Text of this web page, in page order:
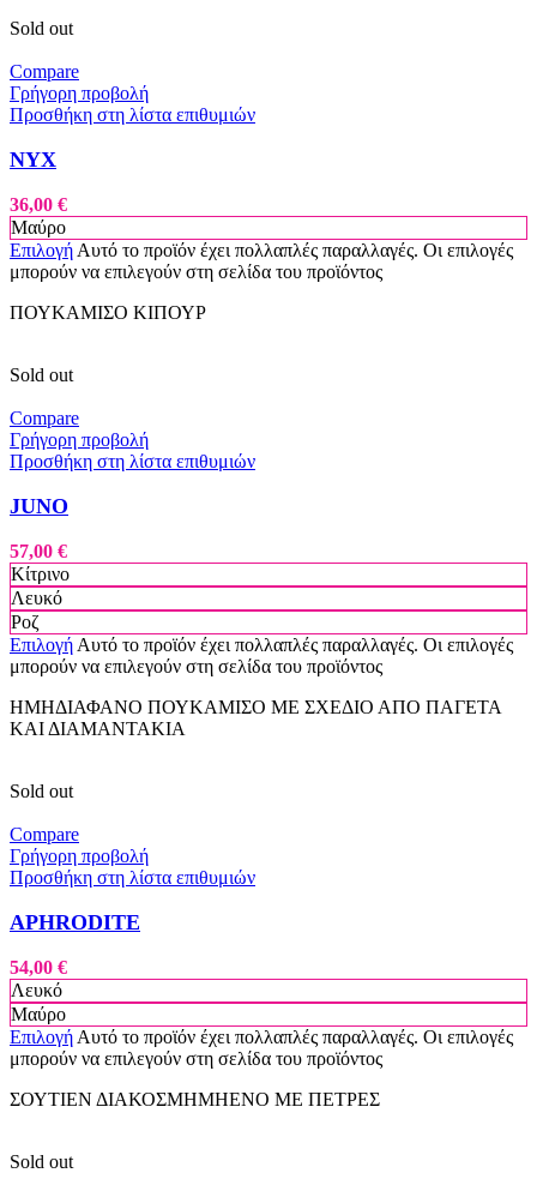
Sold out
Compare
Γρήγορη προβολή
Προσθήκη στη λίστα επιθυμιών
NYX
36,00 €
Μαύρο
Επιλογή Αυτό το προϊόν έχει πολλαπλές παραλλαγές. Οι επιλογές
μπορούν να επιλεγούν στη σελίδα του προϊόντος
ΠΟΥΚΑΜΙΣΟ ΚΙΠΟΥΡ
Sold out
Compare
Γρήγορη προβολή
Προσθήκη στη λίστα επιθυμιών
JUNO
57,00 €
Κίτρινο
Λευκό
Ροζ
Επιλογή Αυτό το προϊόν έχει πολλαπλές παραλλαγές. Οι επιλογές
μπορούν να επιλεγούν στη σελίδα του προϊόντος
ΗΜΗΔΙΑΦΑΝΟ ΠΟΥΚΑΜΙΣΟ ΜΕ ΣΧΕΔΙΟ ΑΠΟ ΠΑΓΕΤΑ
ΚΑΙ ΔΙΑΜΑΝΤΑΚΙΑ
Sold out
Compare
Γρήγορη προβολή
Προσθήκη στη λίστα επιθυμιών
APHRODITE
54,00 €
Λευκό
Μαύρο
Επιλογή Αυτό το προϊόν έχει πολλαπλές παραλλαγές. Οι επιλογές
μπορούν να επιλεγούν στη σελίδα του προϊόντος
ΣΟΥΤΙΕΝ ΔΙΑΚΟΣΜΗΜΗΕΝΟ ΜΕ ΠΕΤΡΕΣ
Sold out